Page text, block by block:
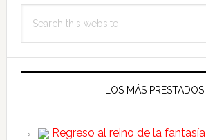
this
LOS MÁS PRESTADOS
Regreso al reino de la fantasía